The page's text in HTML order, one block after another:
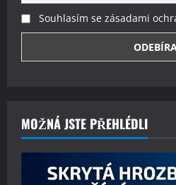
Souhlasím se zásadami
MOŽNÁ JSTE PŘEHLÉDLI